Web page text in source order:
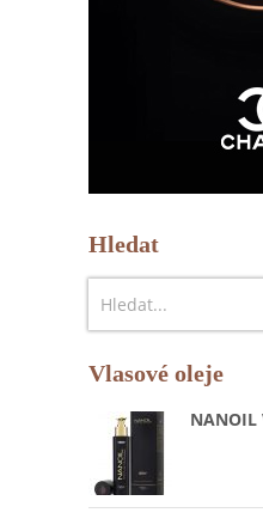
Hledat
Vlasové oleje